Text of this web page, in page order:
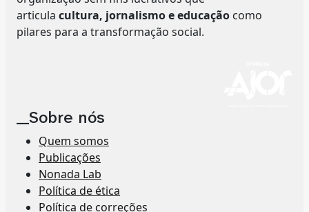
articula cultura, jornalismo e educação como
pilares para a transformação social.
__Sobre nós
Quem somos
Publicações
Nonada Lab
Política de ética
Política de correções